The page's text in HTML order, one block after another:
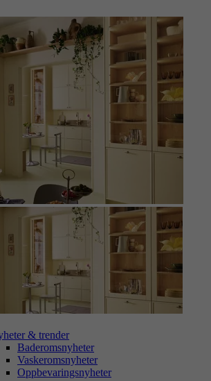
& trender
Baderomsnyheter
Vaskeromsnyheter
Oppbevaringsnyheter